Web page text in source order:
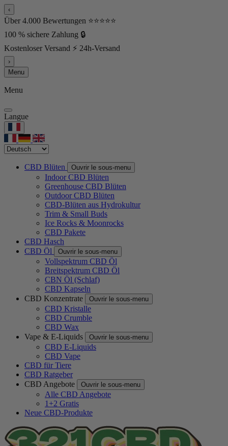
‹
Über 4.000 Bewertungen ⭐⭐⭐⭐⭐
100 % sichere Zahlung 🔒
Kostenloser Versand ⚡ 24h-Versand
›
Menu
Menu
Langue
CBD Blüten Ouvrir le sous-menu
Indoor CBD Blüten
Greenhouse CBD Blüten
Outdoor CBD Blüten
CBD-Blüten aus Hydrokultur
Trim & Small Buds
Ice Rocks & Moonrocks
CBD Pakete
CBD Hasch
CBD Öl
Ouvrir le sous-menu
Vollspektrum CBD Öl
Breitspektrum CBD Öl
CBN Öl (Schlaf)
CBD Kapseln
CBD Konzentrate
Ouvrir le sous-menu
CBD Kristalle
CBD Crumble
CBD Wax
Vape & E-Liquids
Ouvrir le sous-menu
CBD E-Liquids
CBD Vape
CBD für Tiere
CBD Ratgeber
CBD Angebote
Ouvrir le sous-menu
Alle CBD Angebote
1+2 Gratis
Neue CBD-Produkte